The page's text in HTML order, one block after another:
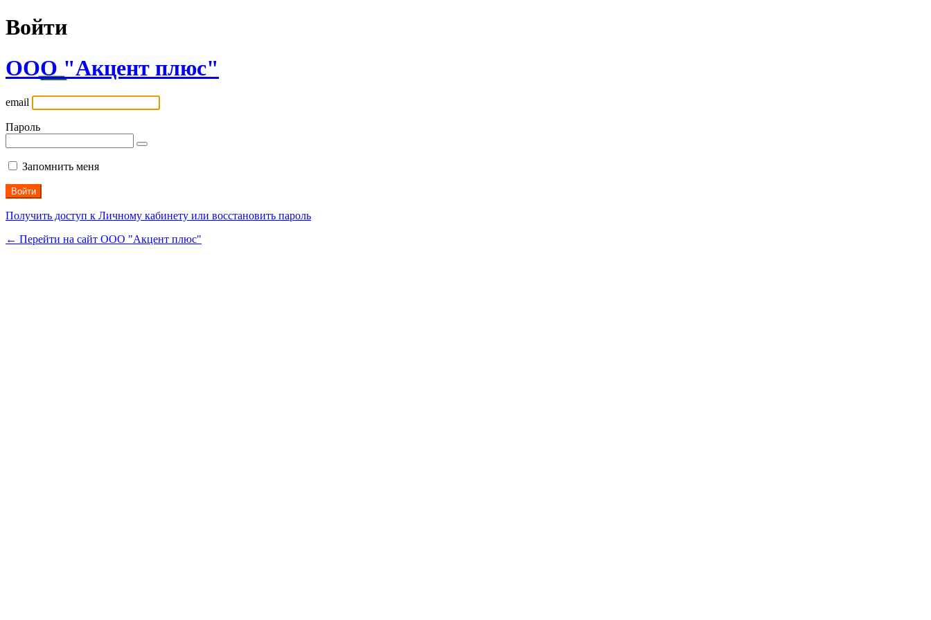
Войти
ООО "Акцент плюс"
email
Пароль
Запомнить меня
Получить доступ к Личному кабинету или восстановить пароль
← Перейти на сайт ООО "Акцент плюс"